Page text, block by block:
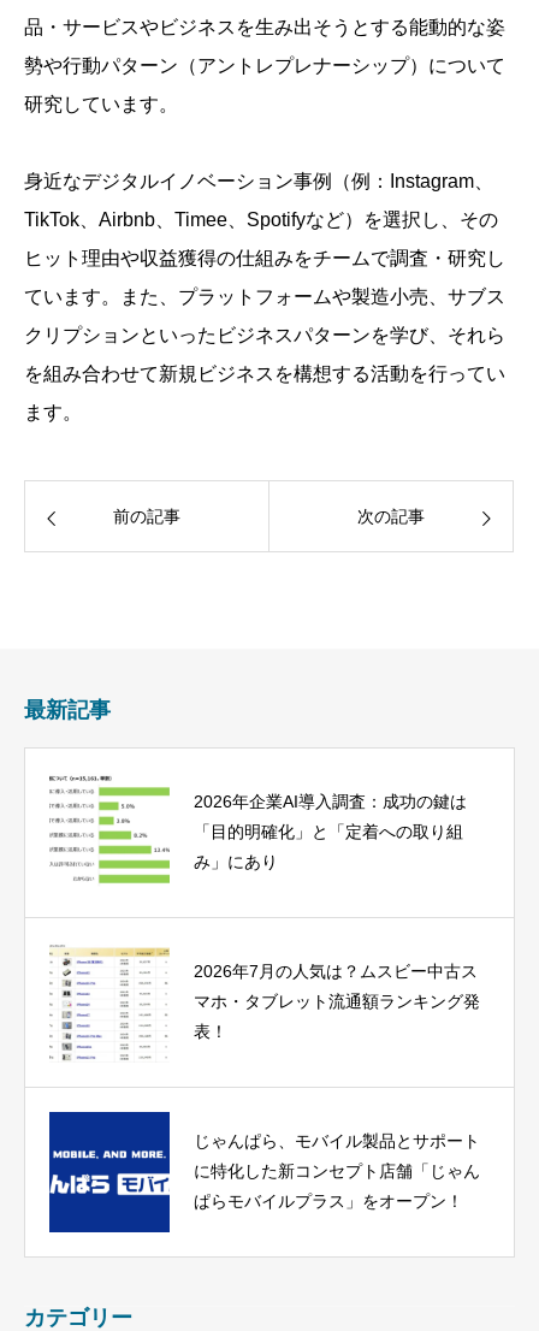
品・サービスやビジネスを生み出そうとする能動的な姿
勢や行動パターン（アントレプレナーシップ）について
研究しています。
身近なデジタルイノベーション事例（例：Instagram、
TikTok、Airbnb、Timee、Spotifyなど）を選択し、その
ヒット理由や収益獲得の仕組みをチームで調査・研究し
ています。また、プラットフォームや製造小売、サブス
クリプションといったビジネスパターンを学び、それら
を組み合わせて新規ビジネスを構想する活動を行ってい
ます。
前の記事 次の記事
最新記事
2026年企業AI導入調査：成功の鍵は
「目的明確化」と「定着への取り組
み」にあり
2026年7月の人気は？ムスビー中古ス
マホ・タブレット流通額ランキング発
表！
じゃんぱら、モバイル製品とサポート
に特化した新コンセプト店舗「じゃん
ぱらモバイルプラス」をオープン！
カテゴリー